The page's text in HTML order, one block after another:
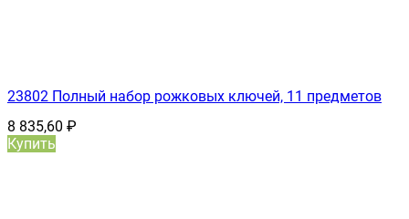
23802 Полный набор рожковых ключей, 11 предметов
8 835,60 ₽
Купить